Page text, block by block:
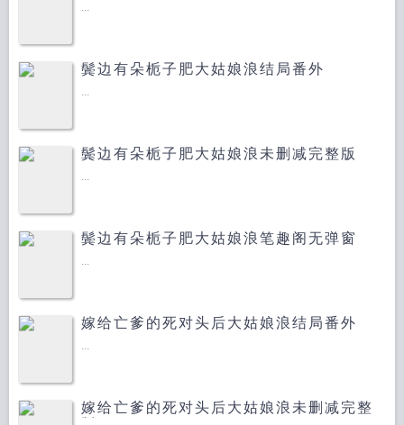
...
鬓边有朵栀子肥大姑娘浪结局番外
...
鬓边有朵栀子肥大姑娘浪未删减完整版
...
鬓边有朵栀子肥大姑娘浪笔趣阁无弹窗
...
嫁给亡爹的死对头后大姑娘浪结局番外
...
嫁给亡爹的死对头后大姑娘浪未删减完整